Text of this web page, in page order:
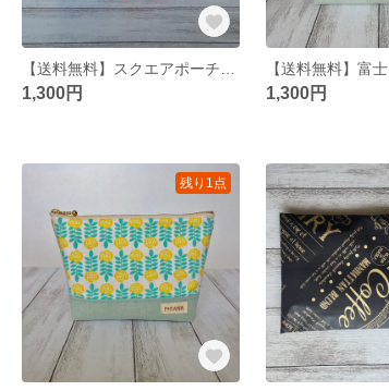
1,300円 1,300円
残り1点